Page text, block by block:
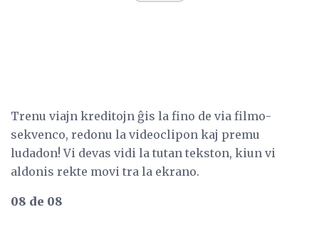
Trenu viajn kreditojn ĝis la fino de via filmo-
sekvenco, redonu la videoclipon kaj premu
ludadon! Vi devas vidi la tutan tekston, kiun vi
aldonis rekte movi tra la ekrano.
08 de 08